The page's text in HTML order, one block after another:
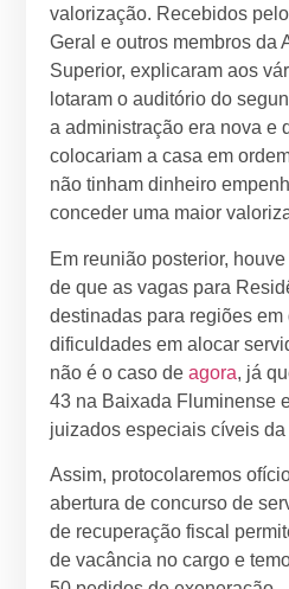
valorização. Recebidos
Geral e outros membros da
Superior, explicaram aos
lotaram o auditório do
a administração era nova e
colocariam a casa em
não tinham dinheiro
conceder uma maior
Em reunião posterior,
de que as vagas para
destinadas para regiões em
dificuldades em alocar
não é o caso deagora, já
43 na Baixada Fluminense
juizados especiais cíveis da
Assim, protocolaremos
abertura de concurso de
de recuperação fiscal
de vacância no cargo e